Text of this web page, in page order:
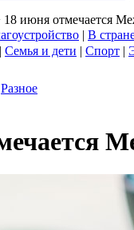
18 июня отмечается
| В
| Семья и дети | Спорт |
Разное